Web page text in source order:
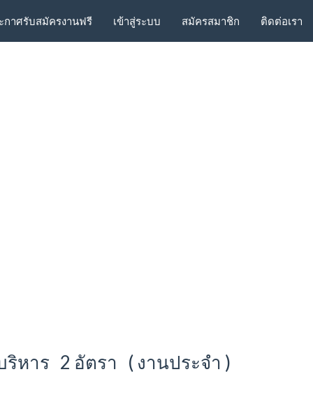
กาศรับสมัครงานฟรี เข้าสู่ระบบ สมัครสมาชิก ติดต่อเรา
หาร 2 อัตรา ( งานประจำ )